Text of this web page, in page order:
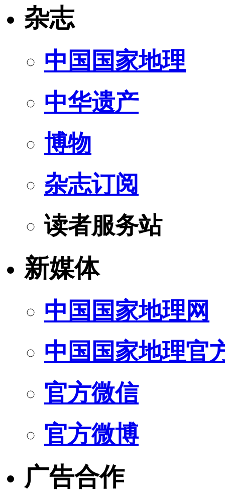
杂志
中国国家地理
中华遗产
博物
杂志订阅
读者服务站
新媒体
中国国家地理网
中国国家地理官
官方微信
官方微博
广告合作